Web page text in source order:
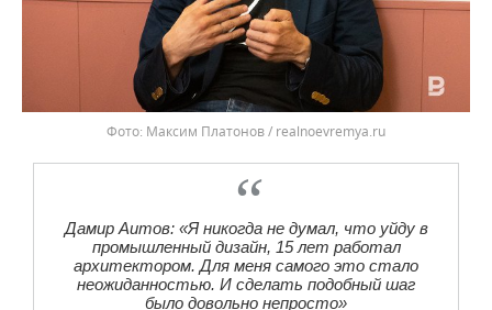
Фото: Максим Платонов / realnoevremya.ru
Дамир Аитов: «Я никогда не думал, что уйду в
промышленный дизайн, 15 лет работал
архитектором. Для меня самого это стало
неожиданностью. И сделать подобный шаг
было довольно непросто»